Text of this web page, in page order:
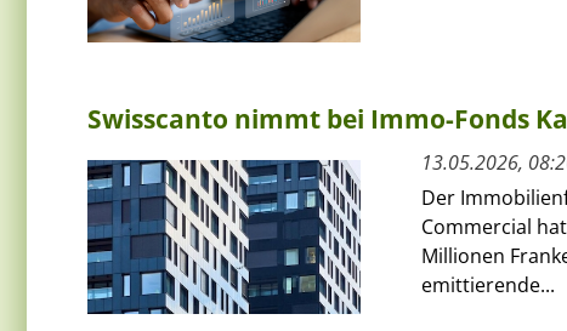
Swisscanto nimmt bei Immo-Fonds
13.05.2026,
Der
Commercial
Millionen
emittierende...